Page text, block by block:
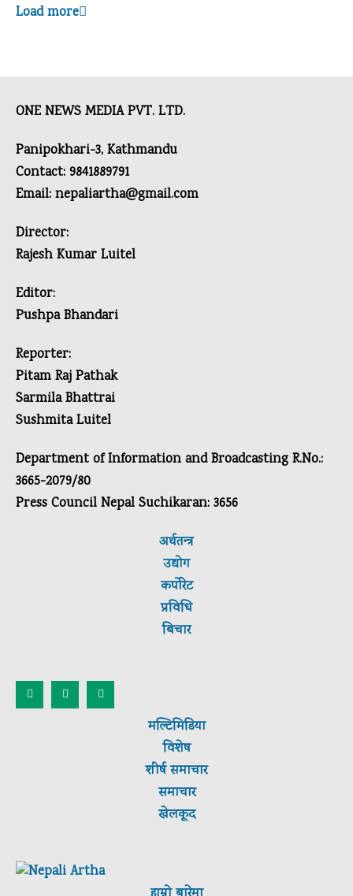
Load more
ONE NEWS MEDIA PVT. LTD.
Panipokhari-3, Kathmandu
Contact: 9841889791
Email: nepaliartha@gmail.com
Director:
Rajesh Kumar Luitel
Editor:
Pushpa Bhandari
Reporter:
Pitam Raj Pathak
Sarmila Bhattrai
Sushmita Luitel
Department of Information and Broadcasting R.No.:
3665-2079/80
Press Council Nepal Suchikaran: 3656
अर्थतन्त्र
उद्योग
कर्पाेरेट
प्रविधि
बिचार
मल्टिमिडिया
विशेष
शीर्षसमाचार
समाचार
खेलकूद